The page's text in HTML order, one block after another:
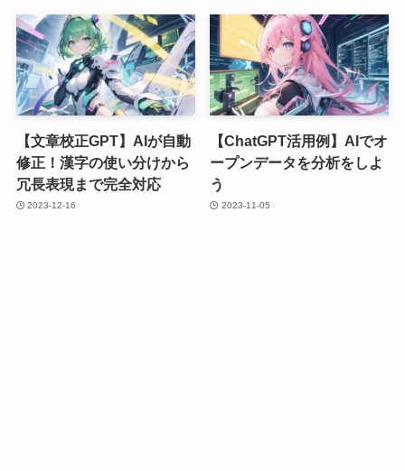
【文章校正GPT】AIが自動
修正！漢字の使い分けから
冗長表現まで完全対応
2023-12-16
【ChatGPT活用例】AIでオ
ープンデータを分析をしよ
う
2023-11-05